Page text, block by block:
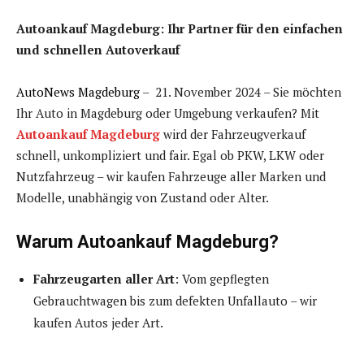
Autoankauf Magdeburg: Ihr Partner für den einfachen
und schnellen Autoverkauf
AutoNews Magdeburg – 21. November 2024 – Sie möchten
Ihr Auto in Magdeburg oder Umgebung verkaufen? Mit
Autoankauf Magdeburg wird der Fahrzeugverkauf
schnell, unkompliziert und fair. Egal ob PKW, LKW oder
Nutzfahrzeug – wir kaufen Fahrzeuge aller Marken und
Modelle, unabhängig von Zustand oder Alter.
Warum Autoankauf Magdeburg?
Fahrzeugarten aller Art: Vom gepflegten
Gebrauchtwagen bis zum defekten Unfallauto – wir
kaufen Autos jeder Art.